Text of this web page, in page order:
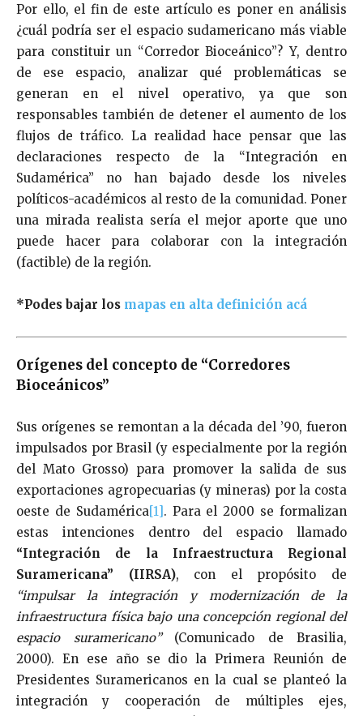
Por ello, el fin de este artículo es poner en análisis
¿cuál podría ser el espacio sudamericano más viable
para constituir un “Corredor Bioceánico”? Y, dentro
de ese espacio, analizar qué problemáticas se
generan en el nivel operativo, ya que son
responsables también de detener el aumento de los
flujos de tráfico. La realidad hace pensar que las
declaraciones respecto de la “Integración en
Sudamérica” no han bajado desde los niveles
políticos-académicos al resto de la comunidad. Poner
una mirada realista sería el mejor aporte que uno
puede hacer para colaborar con la integración
(factible) de la región.
*Podes bajar los mapas en alta definición acá
Orígenes del concepto de “Corredores
Bioceánicos”
Sus orígenes se remontan a la década del ’90, fueron
impulsados por Brasil (y especialmente por la región
del Mato Grosso) para promover la salida de sus
exportaciones agropecuarias (y mineras) por la costa
oeste de Sudamérica[1]. Para el 2000 se formalizan
estas intenciones dentro del espacio llamado
“Integración de la Infraestructura Regional
Suramericana” (IIRSA), con el propósito de
“impulsar la integración y modernización de la
infraestructura física bajo una concepción regional del
espacio suramericano”(Comunicado de Brasilia,
2000). En ese año se dio la Primera Reunión de
Presidentes Suramericanos en la cual se planteó la
integración y cooperación de múltiples ejes,